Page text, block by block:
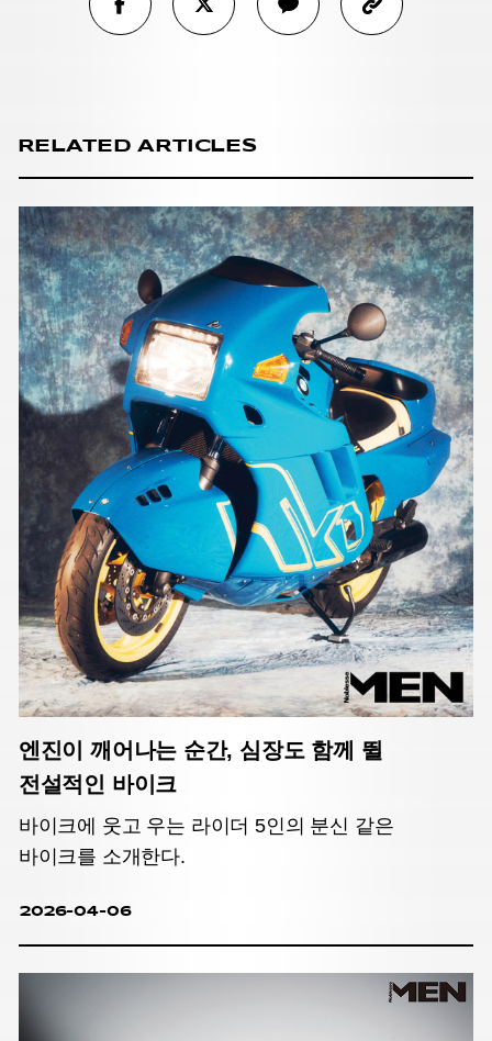
RELATED ARTICLES
엔진이 깨어나는 순간, 심장도 함께 뛸
전설적인 바이크
바이크에 웃고 우는 라이더 5인의 분신 같은
바이크를 소개한다.
2026-04-06